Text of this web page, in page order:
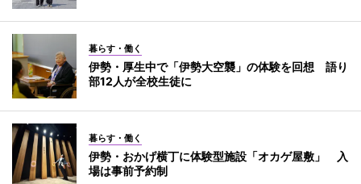
暮らす・働く
伊勢・厚生中で「伊勢大空襲」の体験を回想 語り
部12人が全校生徒に
暮らす・働く
伊勢・おかげ横丁に体験型施設「オカゲ屋敷」 入
場は事前予約制